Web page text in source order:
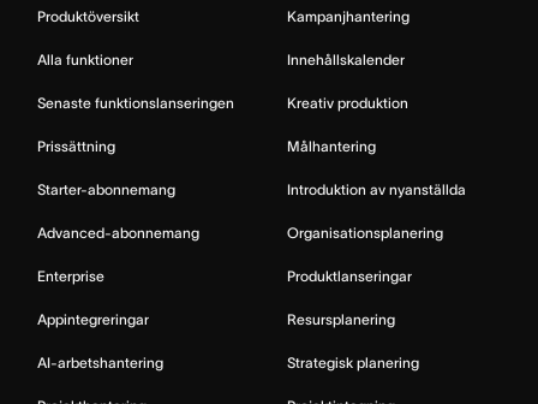
Produktöversikt
Alla funktioner
Senaste funktionslanseringen
Prissättning
Starter-abonnemang
Advanced-abonnemang
Enterprise
Appintegreringar
AI-arbetshantering
Kampanjhantering
Innehållskalender
Kreativ produktion
Målhantering
Introduktion av nyanställda
Organisationsplanering
Produktlanseringar
Resursplanering
Strategisk planering